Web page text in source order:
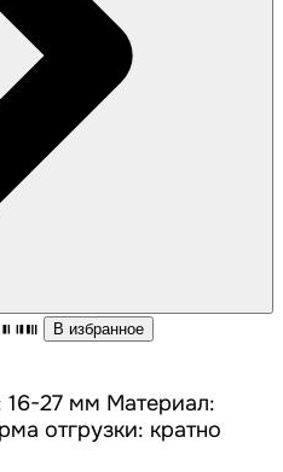
В избранное
27 мм Материал:
отгрузки: кратно